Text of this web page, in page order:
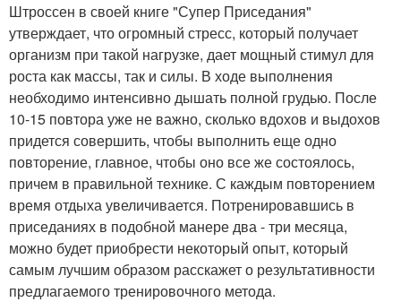
Штроссен в своей книге "Супер Приседания"
утверждает, что огромный стресс, который получает
организм при такой нагрузке, дает мощный стимул для
роста как массы, так и силы. В ходе выполнения
необходимо интенсивно дышать полной грудью. После
10-15 повтора уже не важно, сколько вдохов и выдохов
придется совершить, чтобы выполнить еще одно
повторение, главное, чтобы оно все же состоялось,
причем в правильной технике. С каждым повторением
время отдыха увеличивается. Потренировавшись в
приседаниях в подобной манере два - три месяца,
можно будет приобрести некоторый опыт, который
самым лучшим образом расскажет о результативности
предлагаемого тренировочного метода.